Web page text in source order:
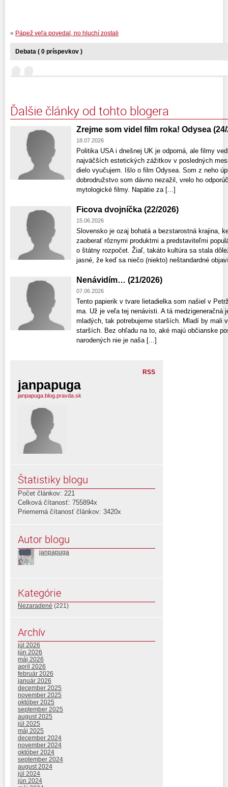
« Pápež veľa povedal, no hluchí zostali
Debata ( 0 príspevkov )
Ďalšie články od tohto blogera
Zrejme som videl film roka! Odysea (24/
18.07.2026
Politika USA i dnešnej UK je odporná, ale filmy
najväčších estetických zážitkov v posledných
dielo vyučujem. Išlo o film Odysea. Som z neho
dobrodružstvo som dávno nezažil, vrelo ho
mytologické filmy. Napätie za [...]
Ficova dvojníčka (22/2026)
15.06.2026
Slovensko je ozaj bohatá a bezstarostná krajina,
zaoberať rôznymi produktmi a predstaviteľmi
o štátny rozpočet. Žiaľ, takáto kultúra sa stala
jasné, že keď sa niečo (niekto) neštandardné
Nenávidím… (21/2026)
07.06.2026
Tento papierik v tvare lietadielka som našiel v
ma. Už je veľa tej nenávisti. A tá medzigeneračná
mladých, tak potrebujeme starších. Mladí by mali
starších. Bez ohľadu na to, aké majú občianske
narodených nie je naša [...]
RSS
janpapuga
janpapuga.blog.pravda.sk
Štatistiky blogu
Počet článkov: 221
Celková čítanosť: 755894x
Priemerná čítanosť článkov: 3420x
Autor blogu
janpapuga
Kategórie
Nezaradené (221)
Archív
júl 2026
jún 2026
máj 2026
apríl 2026
február 2026
január 2026
december 2025
november 2025
október 2025
september 2025
august 2025
júl 2025
máj 2025
december 2024
november 2024
október 2024
september 2024
august 2024
júl 2024
jún 2024